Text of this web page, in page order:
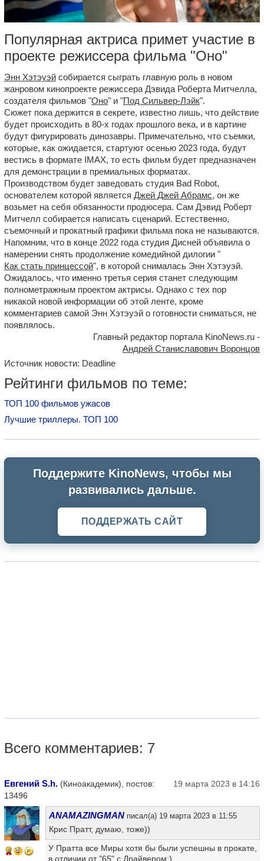
Популярная актриса примет участие в
проекте режиссера фильма "Оно"
Энн Хэтэуэй собирается сыграть главную роль в новом
жанровом кинопроекте режиссера Дэвида Роберта Митчелла,
создателя фильмов "Оно" и "Под Сильвер-Лэйк".
Сюжет пока держится в секрете, известно лишь, что действие
будет происходить в 80-х годах прошлого века, и в картине
будут фигурировать динозавры. Примечательно, что съемки,
которые, как ожидается, стартуют осенью 2023 года, будут
вестись в формате IMAX, то есть фильм будет предназначен
для демонстрации в премиальных форматах.
Производством будет заведовать студия Bad Robot,
основателем которой является Джей Джей Абрамс, он же
возьмет на себя обязанности продюсера. Сам Дэвид Роберт
Митчелл собирается написать сценарий. Естественно,
съемочный и прокатный графики фильма пока не называются.
Напомним, что в конце 2022 года студия Дисней объявила о
намерении снять продолжение комедийной дилогии "
Как стать принцессой", в которой снималась Энн Хэтэуэй.
Ожидалось, что именно третья серия станет следующим
полнометражным проектом актрисы. Однако с тех пор
никакой новой информации об этой ленте, кроме
комментариев самой Энн Хэтэуэй о готовности сниматься, не
появлялось.
Главный редактор портала KinoNews.ru -
Андрей Станиславович Воронцов
Источник новости: Deadline
Рейтинги фильмов по теме:
ТОП 100 фильмов ужасов
Лучшие триллеры. ТОП 100
Поддержите KinoNews, чтобы мы
развивались дальше.
ПОДДЕРЖАТЬ САЙТ
Всего комментариев: 7
Евгений S.h. (Киноакадемик), постов:
13496
19 марта 2023 в 14:16
9
ANAMAZINGMAN писал(а) 19 марта 2023 в 11:55
Крис Пратт, думаю, тоже))
У Пратта все Миры хотя бы были успешны в прокате,
в отличии от "65" с Драйвером:)